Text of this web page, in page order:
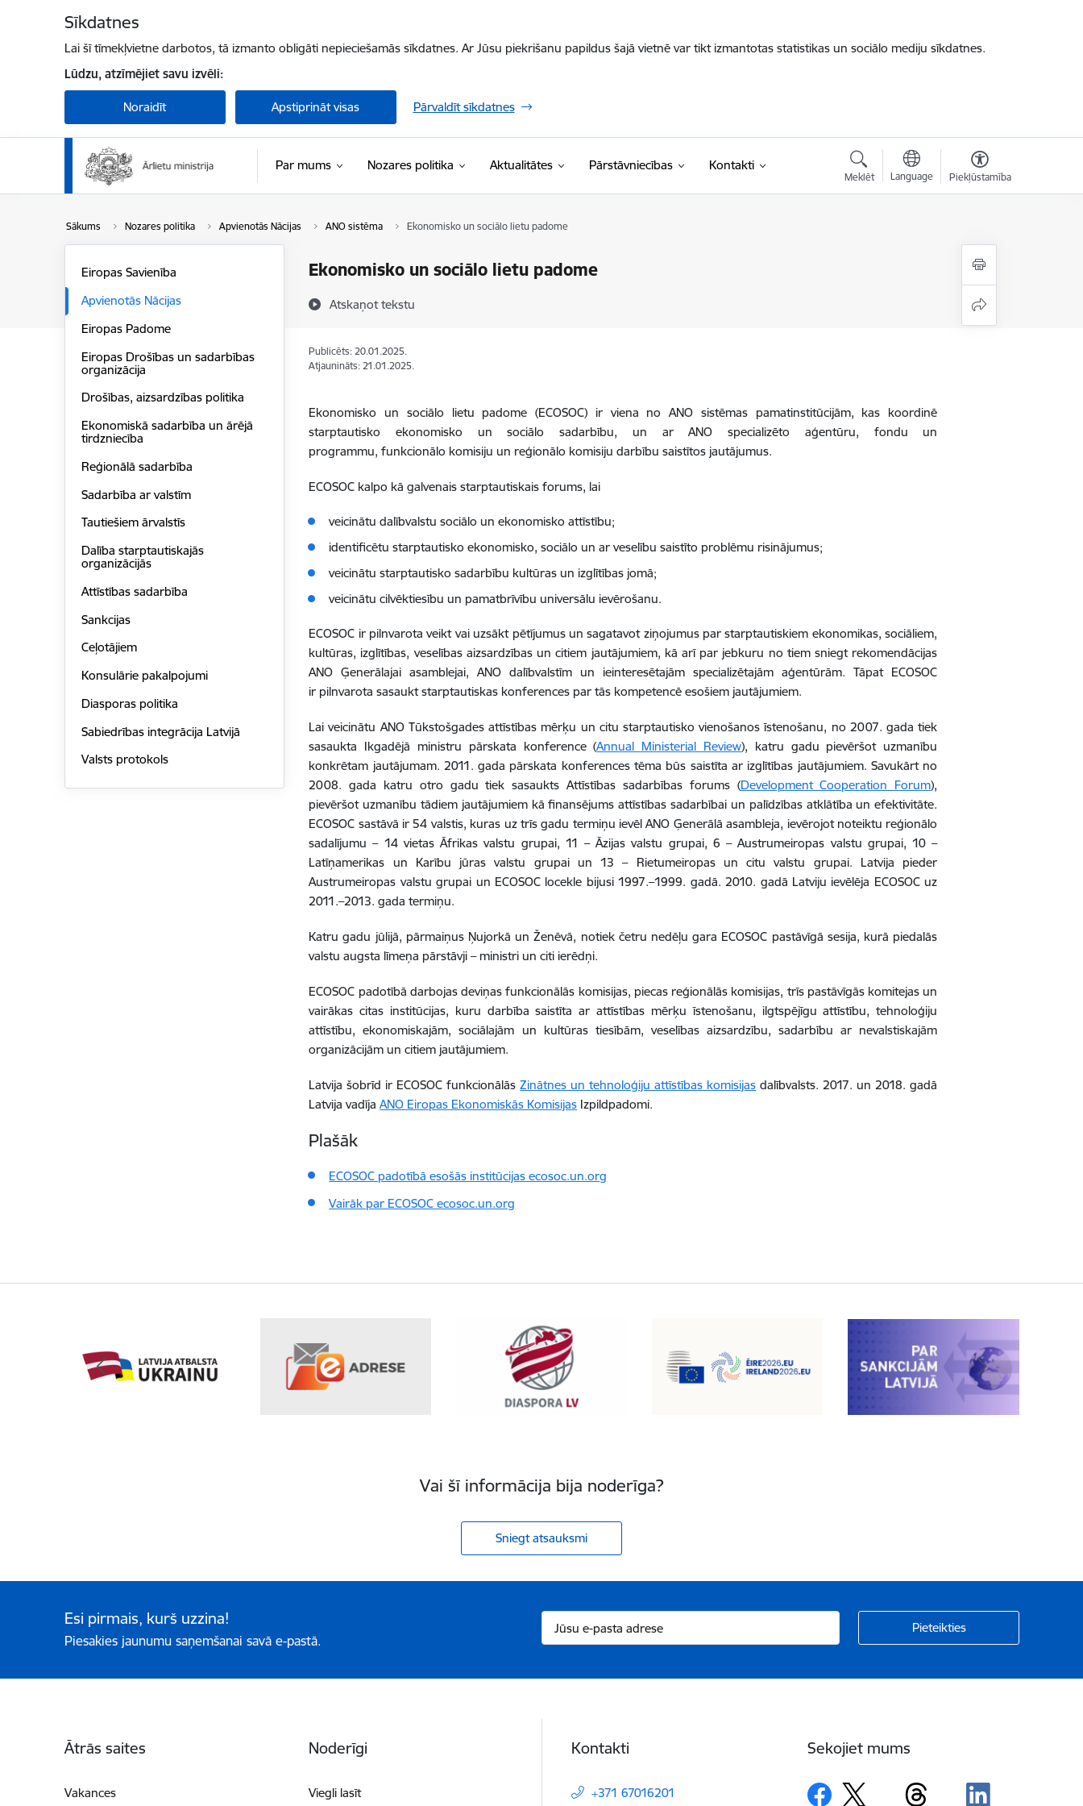
Sīkdatnes
Lai šī tīmekļvietne darbotos, tā izmanto obligāti nepieciešamās sīkdatnes. Ar Jūsu piekrišanu papildus šajā vietnē var tikt izmantotas statistikas un sociālo mediju sīkdatnes.
Lūdzu, atzīmējiet savu izvēli:
Noraidīt Apstiprināt visas Pārvaldīt sīkdatnes
Par mums Nozares politika Aktualitātes Pārstāvniecības Kontakti
Meklēt Language Piekļūstamība
Sākums Nozares politika Apvienotās Nācijas ANO sistēma Ekonomisko un sociālo lietu padome
Ekonomisko un sociālo lietu padome
Atskaņot tekstu
Eiropas Savienība
Apvienotās Nācijas
Eiropas Padome
Eiropas Drošības un sadarbības
organizācija
Drošības, aizsardzības politika
Ekonomiskā sadarbība un ārējā
tirdzniecība
Reģionālā sadarbība
Sadarbība ar valstīm
Tautiešiem ārvalstīs
Dalība starptautiskajās
organizācijās
Attīstības sadarbība
Sankcijas
Ceļotājiem
Konsulārie pakalpojumi
Diasporas politika
Sabiedrības integrācija Latvijā
Valsts protokols
Publicēts: 20.01.2025.
Atjaunināts: 21.01.2025.
Ekonomisko un sociālo lietu padome (ECOSOC) ir viena no ANO sistēmas pamatinstitūcijām, kas koordinē
starptautisko ekonomisko un sociālo sadarbību, un ar ANO specializēto aģentūru, fondu un
programmu, funkcionālo komisiju un reģionālo komisiju darbību saistītos jautājumus.
ECOSOC kalpo kā galvenais starptautiskais forums, lai
veicinātu dalībvalstu sociālo un ekonomisko attīstību;
identificētu starptautisko ekonomisko, sociālo un ar veselību saistīto problēmu risinājumus;
veicinātu starptautisko sadarbību kultūras un izglītības jomā;
veicinātu cilvēktiesību un pamatbrīvību universālu ievērošanu.
ECOSOC ir pilnvarota veikt vai uzsākt pētījumus un sagatavot ziņojumus par starptautiskiem ekonomikas, sociāliem,
kultūras, izglītības, veselības aizsardzības un citiem jautājumiem, kā arī par jebkuru no tiem sniegt rekomendācijas
ANO Ģenerālajai asamblejai, ANO dalībvalstīm un ieinteresētajām specializētajām aģentūrām. Tāpat ECOSOC
ir pilnvarota sasaukt starptautiskas konferences par tās kompetencē esošiem jautājumiem.
Lai veicinātu ANO Tūkstošgades attīstības mērķu un citu starptautisko vienošanos īstenošanu, no 2007. gada tiek
sasaukta Ikgadējā ministru pārskata konference (Annual Ministerial Review), katru gadu pievēršot uzmanību
konkrētam jautājumam. 2011. gada pārskata konferences tēma būs saistīta ar izglītības jautājumiem. Savukārt no
2008. gada katru otro gadu tiek sasaukts Attīstības sadarbības forums (Development Cooperation Forum),
pievēršot uzmanību tādiem jautājumiem kā finansējums attīstības sadarbībai un palīdzības atklātība un efektivitāte.
ECOSOC sastāvā ir 54 valstis, kuras uz trīs gadu termiņu ievēl ANO Ģenerālā asambleja, ievērojot noteiktu reģionālo
sadalījumu – 14 vietas Āfrikas valstu grupai, 11 – Āzijas valstu grupai, 6 – Austrumeiropas valstu grupai, 10 –
Latīņamerikas un Karību jūras valstu grupai un 13 – Rietumeiropas un citu valstu grupai. Latvija pieder
Austrumeiropas valstu grupai un ECOSOC locekle bijusi 1997.–1999. gadā. 2010. gadā Latviju ievēlēja ECOSOC uz
2011.–2013. gada termiņu.
Katru gadu jūlijā, pārmaiņus Ņujorkā un Ženēvā, notiek četru nedēļu gara ECOSOC pastāvīgā sesija, kurā piedalās
valstu augsta līmeņa pārstāvji – ministri un citi ierēdņi.
ECOSOC padotībā darbojas deviņas funkcionālās komisijas, piecas reģionālās komisijas, trīs pastāvīgās komitejas un
vairākas citas institūcijas, kuru darbība saistīta ar attīstības mērķu īstenošanu, ilgtspējīgu attīstību, tehnoloģiju
attīstību, ekonomiskajām, sociālajām un kultūras tiesībām, veselības aizsardzību, sadarbību ar nevalstiskajām
organizācijām un citiem jautājumiem.
Latvija šobrīd ir ECOSOC funkcionālāsZinātnes un tehnoloģiju attīstības komisijas dalībvalsts. 2017. un 2018. gadā
Latvija vadījaANO Eiropas Ekonomiskās Komisijas Izpildpadomi.
Plašāk
ECOSOC padotībā esošās institūcijas ecosoc.un.org
Vairāk par ECOSOC ecosoc.un.org
Vai šī informācija bija noderīga?
Sniegt atsauksmi
Esi pirmais, kurš uzzina!
Piesakies jaunumu saņemšanai savā e-pastā.
Ātrās saites
Vakances
Noderīgi
Viegli lasīt
Kontakti
+371 67016201
Sekojiet mums